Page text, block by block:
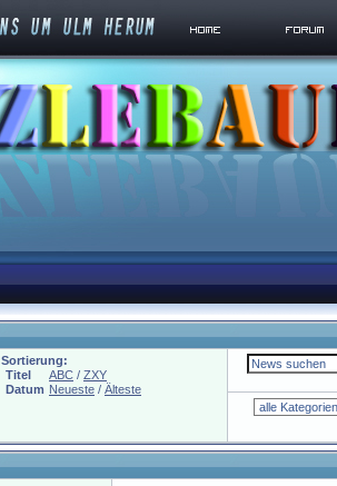
Sortierung:
Titel
ABC / ZXY
Datum Neueste / Älteste